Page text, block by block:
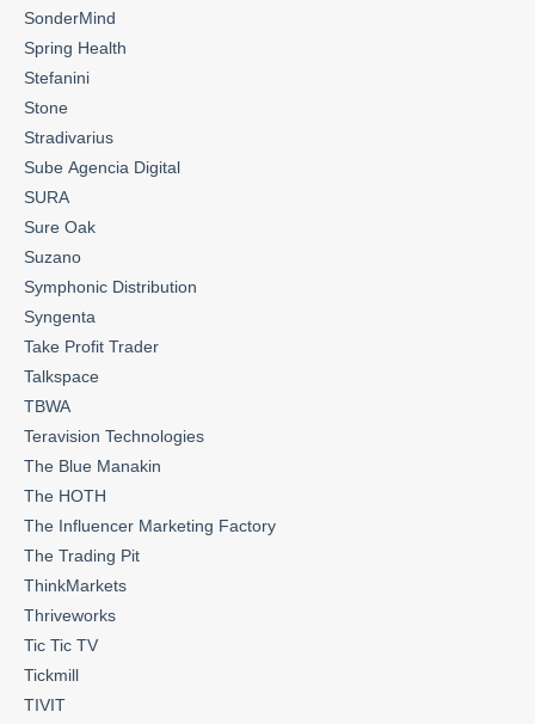
SonderMind
Spring Health
Stefanini
Stone
Stradivarius
Sube Agencia Digital
SURA
Sure Oak
Suzano
Symphonic Distribution
Syngenta
Take Profit Trader
Talkspace
TBWA
Teravision Technologies
The Blue Manakin
The HOTH
The Influencer Marketing Factory
The Trading Pit
ThinkMarkets
Thriveworks
Tic Tic TV
Tickmill
TIVIT